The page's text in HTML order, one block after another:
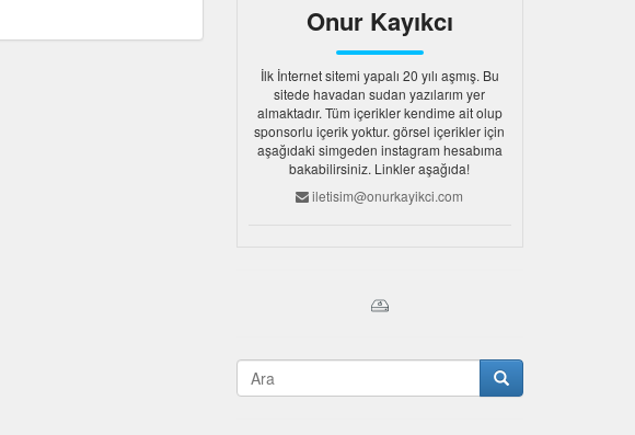
Onur Kayıkcı
İlk İnternet sitemi yapalı 20 yılı aşmış. Bu
sitede havadan sudan yazılarım yer
almaktadır. Tüm içerikler kendime ait olup
sponsorlu içerik yoktur. görsel içerikler için
aşağıdaki simgeden instagram hesabıma
bakabilirsiniz. Linkler aşağıda!
iletisim@onurkayikci.com